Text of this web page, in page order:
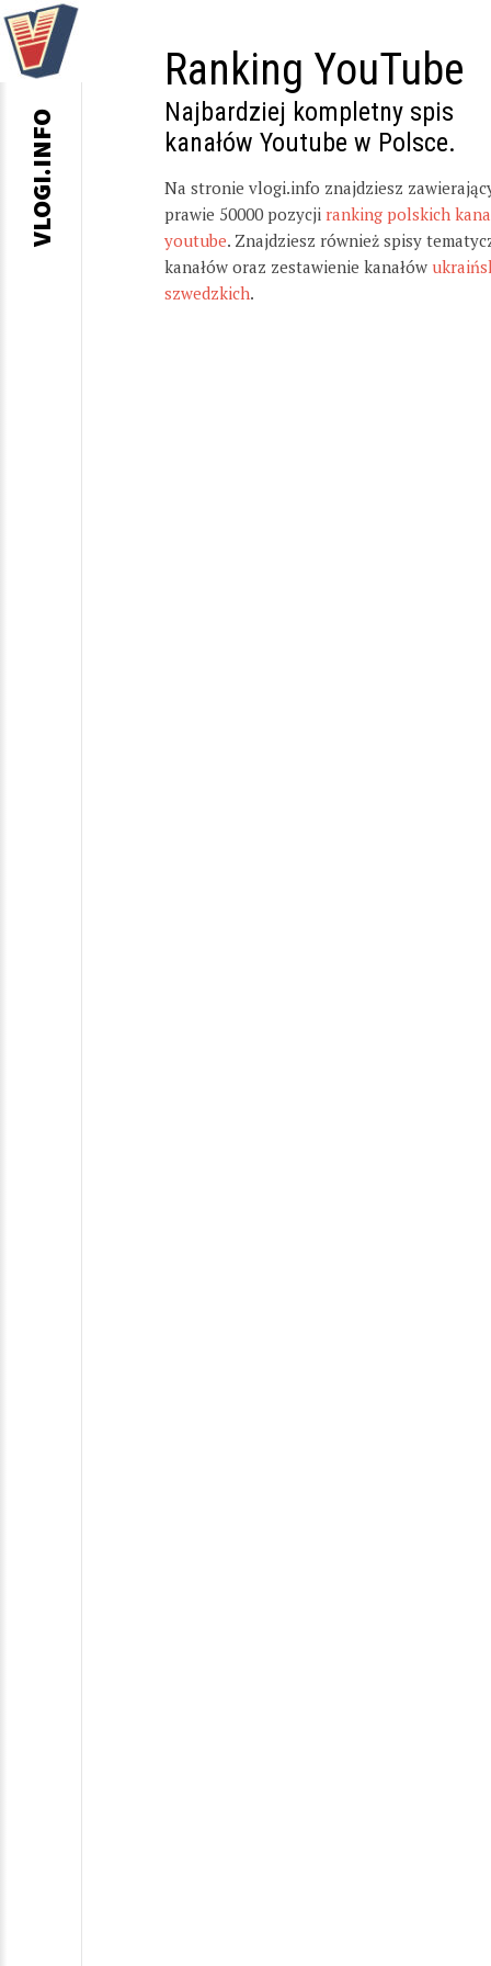
Ranking YouTube
Najbardziej kompletny spis
kanałów Youtube w Polsce.
Na stronie vlogi.info znajdziesz
prawie 50000 pozycji ranking polskich
youtube. Znajdziesz również spisy
kanałów oraz zestawienie kanałów
szwedzkich.
VLOGI.INFO